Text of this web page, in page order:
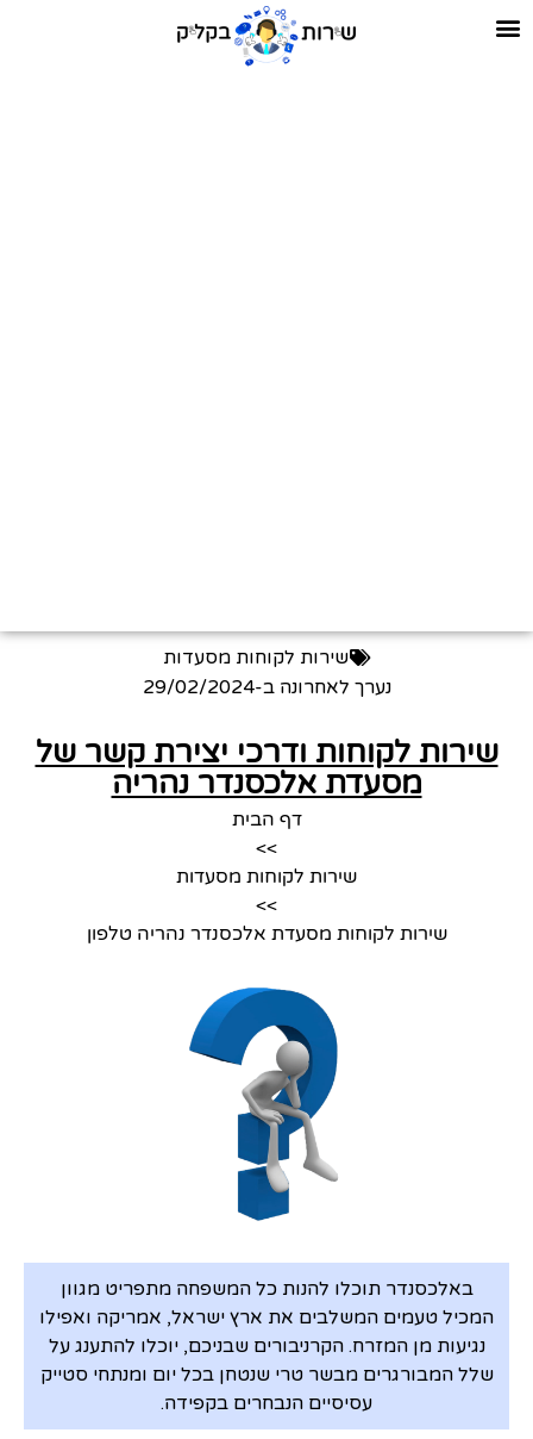
שירות לקוחות מסעדות
נערך לאחרונה ב-29/02/2024
שירות לקוחות ודרכי יצירת קשר של
מסעדת אלכסנדר נהריה
דף הבית
>>
שירות לקוחות מסעדות
>>
שירות לקוחות מסעדת אלכסנדר נהריה טלפון
באלכסנדר תוכלו להנות כל המשפחה מתפריט מגוון
המכיל טעמים המשלבים את ארץ ישראל, אמריקה ואפילו
נגיעות מן המזרח. הקרניבורים שבניכם, יוכלו להתענג על
שלל המבורגרים מבשר טרי שנטחן בכל יום ומנתחי סטייק
עסיסיים הנבחרים בקפידה.